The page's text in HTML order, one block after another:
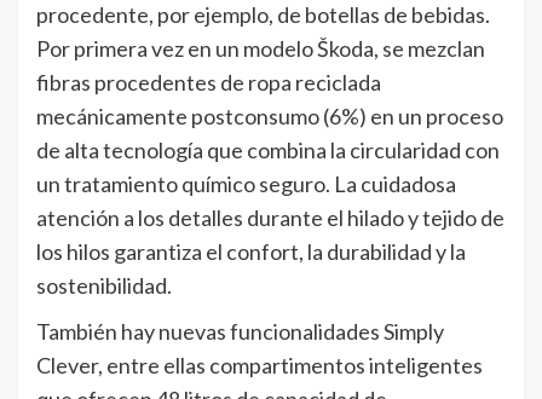
procedente, por ejemplo, de botellas de bebidas.
Por primera vez en un modelo Škoda, se mezclan
fibras procedentes de ropa reciclada
mecánicamente postconsumo (6%) en un proceso
de alta tecnología que combina la circularidad con
un tratamiento químico seguro. La cuidadosa
atención a los detalles durante el hilado y tejido de
los hilos garantiza el confort, la durabilidad y la
sostenibilidad.
También hay nuevas funcionalidades Simply
Clever, entre ellas compartimentos inteligentes